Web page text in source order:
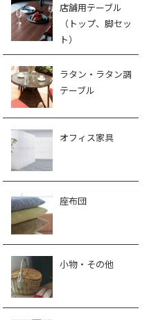
店舗用テーブル
（トップ、脚セッ
ト）
ラタン・ラタン調
テーブル
オフィス家具
座布団
小物・その他